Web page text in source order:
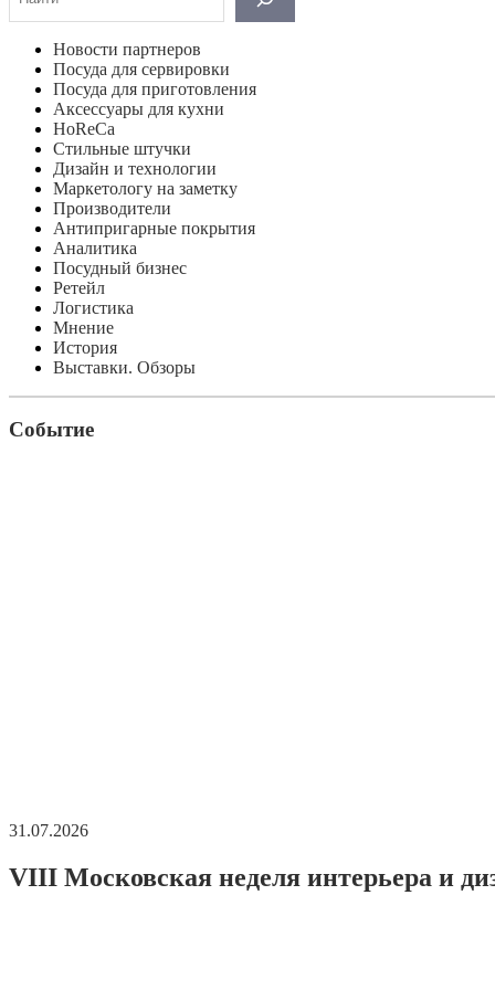
Новости партнеров
Посуда для сервировки
Посуда для приготовления
Аксессуары для кухни
HoReCa
Стильные штучки
Дизайн и технологии
Маркетологу на заметку
Производители
Антипригарные покрытия
Аналитика
Посудный бизнес
Ретейл
Логистика
Мнение
История
Выставки. Обзоры
Событие
31.07.2026
VIII Московская неделя интерьера и